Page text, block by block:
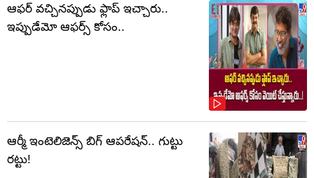
ఆఫర్ వచ్చినప్పుడు ఫ్లాప్ ఇచ్చారు..
ఇప్పుడేమో ఆఫర్స్ కోసం..
ఆర్మీ ఇంటెలిజెన్స్ బిగ్ ఆపరేషన్.. గుట్టు
రట్టు!